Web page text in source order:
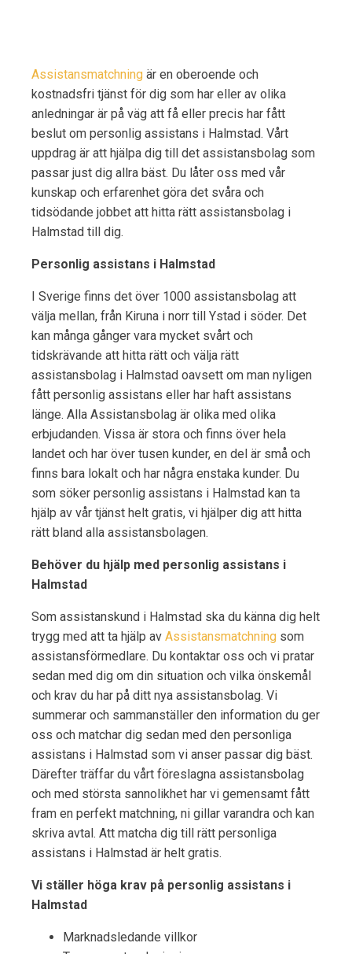
Assistansmatchning är en oberoende och
kostnadsfri tjänst för dig som har eller av olika
anledningar är på väg att få eller precis har fått
beslut om personlig assistans i Halmstad. Vårt
uppdrag är att hjälpa dig till det assistansbolag som
passar just dig allra bäst. Du låter oss med vår
kunskap och erfarenhet göra det svåra och
tidsödande jobbet att hitta rätt assistansbolag i
Halmstad till dig.
Personlig assistans i Halmstad
I Sverige finns det över 1000 assistansbolag att
välja mellan, från Kiruna i norr till Ystad i söder. Det
kan många gånger vara mycket svårt och
tidskrävande att hitta rätt och välja rätt
assistansbolag i Halmstad oavsett om man nyligen
fått personlig assistans eller har haft assistans
länge. Alla Assistansbolag är olika med olika
erbjudanden. Vissa är stora och finns över hela
landet och har över tusen kunder, en del är små och
finns bara lokalt och har några enstaka kunder. Du
som söker personlig assistans i Halmstad kan ta
hjälp av vår tjänst helt gratis, vi hjälper dig att hitta
rätt bland alla assistansbolagen.
Behöver du hjälp med personlig assistans i
Halmstad
Som assistanskund i Halmstad ska du känna dig helt
trygg med att ta hjälp av Assistansmatchning som
assistansförmedlare. Du kontaktar oss och vi pratar
sedan med dig om din situation och vilka önskemål
och krav du har på ditt nya assistansbolag. Vi
summerar och sammanställer den information du ger
oss och matchar dig sedan med den personliga
assistans i Halmstad som vi anser passar dig bäst.
Därefter träffar du vårt föreslagna assistansbolag
och med största sannolikhet har vi gemensamt fått
fram en perfekt matchning, ni gillar varandra och kan
skriva avtal. Att matcha dig till rätt personliga
assistans i Halmstad är helt gratis.
Vi ställer höga krav på personlig assistans i
Halmstad
Marknadsledande villkor